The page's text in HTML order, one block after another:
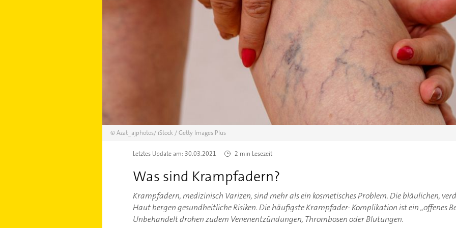
©Azat_ajphotos/ iStock / Getty Images Plus
Letztes Update am: 30.03.2021 2 min Lesezeit
Was sind Krampfadern?
Krampfadern, medizinisch Varizen, sind mehr als ein kosmetisches Problem. Die bläulichen,
Haut bergen gesundheitliche Risiken. Die häufigste Krampfader- Komplikation ist ein „offenes
Unbehandelt drohen zudem Venenentzündungen, Thrombosen oder Blutungen.